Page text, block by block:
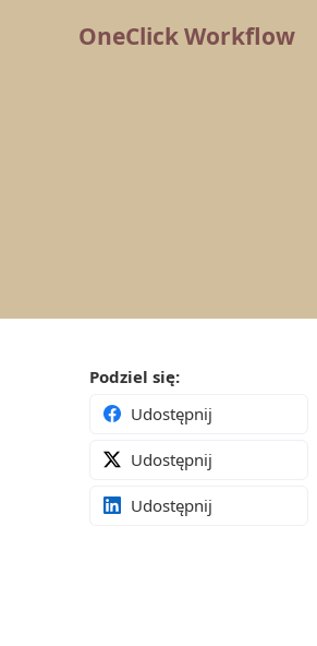
OneClick Workflow
Podziel się:
Udostępnij
Udostępnij
Udostępnij